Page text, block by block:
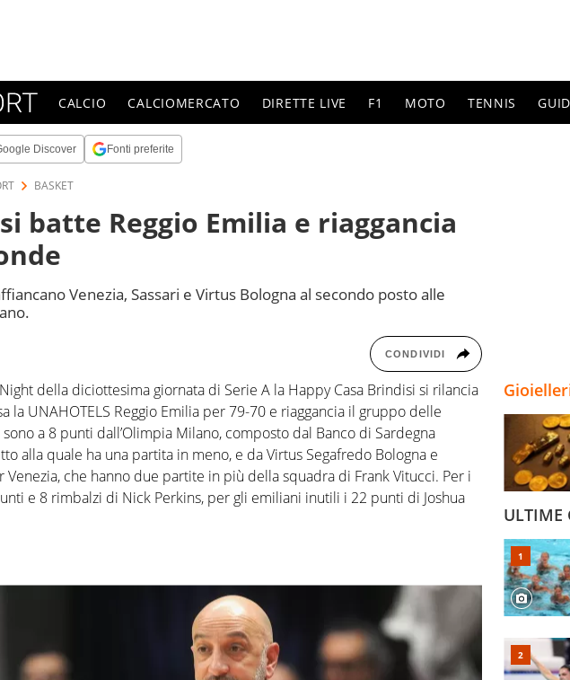
CALCIO CALCIOMERCATO DIRETTE LIVE F1 MOTO TENNIS
Discover Fonti preferite
BASKET
batte Reggio Emilia e riaggancia
Venezia, Sassari e Virtus Bologna al secondo posto alle
CONDIVIDI
della diciottesima giornata di Serie A la Happy Casa Brindisi si rilancia
la UNAHOTELS Reggio Emilia per 79-70 e riaggancia il gruppo delle
a 8 punti dall’Olimpia Milano, composto dal Banco di Sardegna
alla quale ha una partita in meno, e da Virtus Segafredo Bologna e
Venezia, che hanno due partite in più della squadra di Frank Vitucci. Per i
e 8 rimbalzi di Nick Perkins, per gli emiliani inutili i 22 punti di Joshua
ULTIME